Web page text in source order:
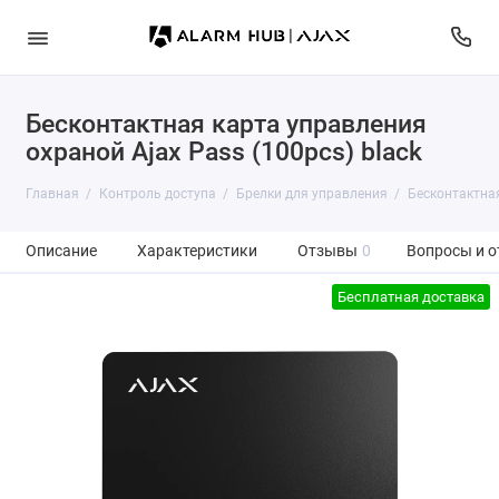
Бесконтактная карта управления
охраной Ajax Pass (100pcs) black
Главная Контроль доступа Брелки для управления
Описание Характеристики Отзывы 0 Вопросы и
Бесплатная доставка